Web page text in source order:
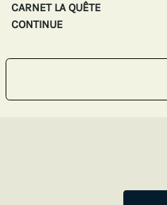
CARNET LA QUÊTE
CONTINUE